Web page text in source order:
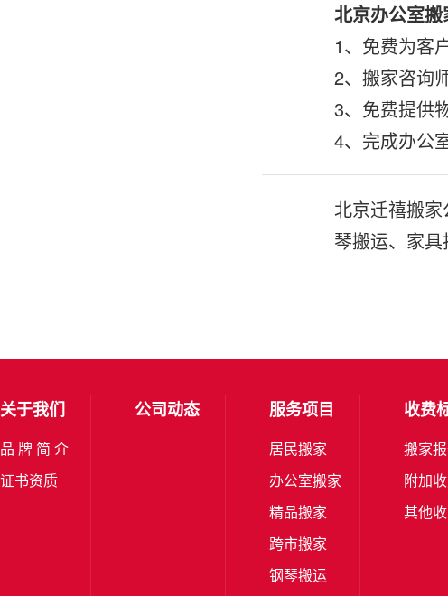
北京办公室
1、免费为客
2、搬家咨询
3、免费提供
4、完成办公
北京迁禧搬
琴搬运、家
关于我们
品 牌 简 介
证书资质
公司动态 服务项目
居民搬家
办公室搬家
精品搬家
跨市搬家
钢琴搬运
收费
搬家
附加
其他